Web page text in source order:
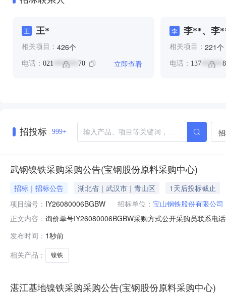
王 王*
相关项目： 426个
电话： 021 ******* 70 立即查看
李 李**、李
相关项目： 221个
电话： 137 ******
招投标 999+
武钢镍铁采购采购公告(宝钢股份原料采购中心)
招标｜招标公告 湖北省｜武汉市｜青山区
1天后投标截止
项目编号： IY26080006BGBW 招标单位： 宝山钢铁股份有限公司
正文内容： 询价单号IY26080006BGBW采购方式公开采购员联系电
保证金额度：300000.0元三、商务条款：定价说明：湿
发布时间： 1秒前
相关产品：
镍铁
湛江基地镍铁采购采购公告(宝钢股份原料采购中心)